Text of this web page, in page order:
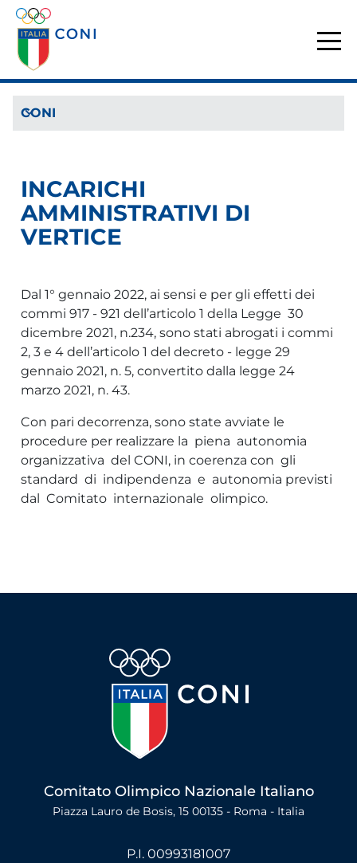
CONI
INCARICHI
AMMINISTRATIVI DI
VERTICE
Dal 1° gennaio 2022, ai sensi e per gli effetti dei
commi 917 - 921 dell’articolo 1 della Legge 30
dicembre 2021, n.234, sono stati abrogati i commi
2, 3 e 4 dell’articolo 1 del decreto - legge 29
gennaio 2021, n. 5, convertito dalla legge 24
marzo 2021, n. 43.
Con pari decorrenza, sono state avviate le
procedure per realizzare la piena autonomia
organizzativa del CONI, in coerenza con gli
standard di indipendenza e autonomia previsti
dal Comitato internazionale olimpico.
Comitato Olimpico Nazionale Italiano
Piazza Lauro de Bosis, 15 00135 - Roma - Italia
P.I. 00993181007